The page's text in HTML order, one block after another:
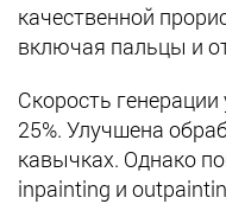
качественной
включая пальцы и
Скорость
25%. Улучшена
кавычках. Однако
inpainting и